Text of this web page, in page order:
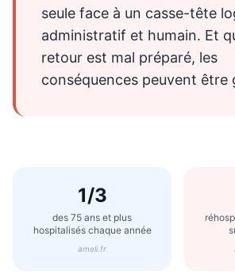
seule face à un casse-tête
administratif et humain. Et
retour est mal préparé, les
conséquences peuvent être
1/3
des 75 ans et plus
hospitalisés chaque année
ameli.fr